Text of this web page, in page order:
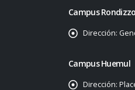
Campus
Dirección:
Campus Huemul
Dirección: